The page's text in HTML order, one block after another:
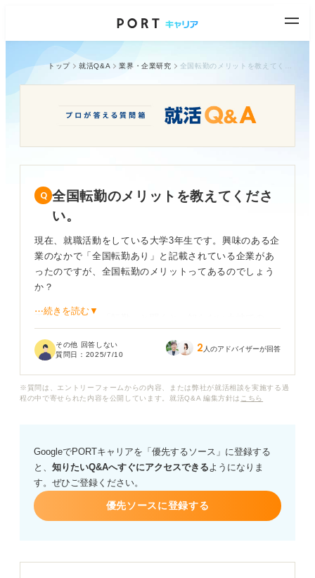
トップ 就活Q&A 業界・企業研究
全国転勤のメリットを教えてくださ
い。
現在、就職活動をしている大学3年生です。興味のある企
業のなかで「全国転勤あり」と記載されている企業があ
ったのですが、全国転勤のメリットってあるのでしょう
か？
正直なところ、「転勤」と聞くと、知らない土地での一
るか、友人や家族と離れてしまうことなどを考えてしま
引っ越しも大変そうですし、将来のことを考えると、ず
教えてください。転勤を前向きに捉えるための考え方な
どもあれば、ぜひアドバイスをお願いします。
⋯続きを読む▼
その他 回答しない
質問日： 2025/7/10 2 人のアドバイザーが回答
※質問は、エントリーフォームからの内容、または弊社が就活相談を実施する過
程の中で寄せられた内容を公開しています。就活Q&A 編集方針は こちら
GoogleでPORTキャリアを「優先するソース」に登録する
と、 知りたいQ&Aへすぐにアクセスできるようになりま
す。ぜひご登録ください。
優先ソースに登録する